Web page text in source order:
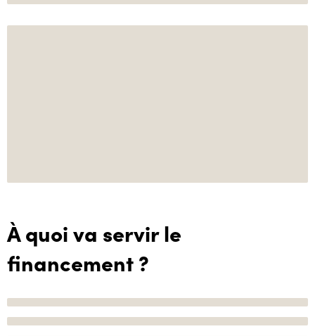
À quoi va servir le
financement ?